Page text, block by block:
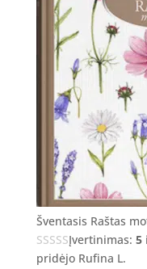
Šventasis Raštas
Įvertinimas: 5
pridėjo Rufina L.